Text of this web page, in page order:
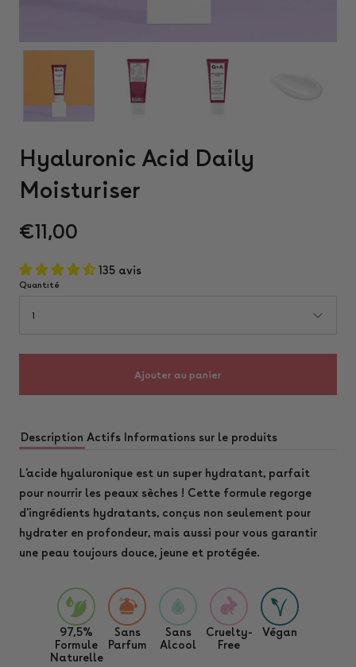
Hyaluronic Acid Daily
Moisturiser
€11,00
135 avis
Quantité
1
Ajouter au panier
Description Actifs Informations sur le produits
L'acide hyaluronique est un super hydratant, parfait
pour nourrir les peaux sèches ! Cette formule regorge
d'ingrédients hydratants, conçus non seulement pour
hydrater en profondeur, mais aussi pour vous garantir
une peau toujours douce, jeune et protégée.
97,5%
Formule
Naturelle
Sans
Parfum
Sans
Alcool
Cruelty-
Free
Végan